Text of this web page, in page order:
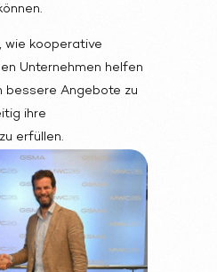
wie kooperative
Unternehmen helfen
bessere Angebote zu
ihre
erfüllen.